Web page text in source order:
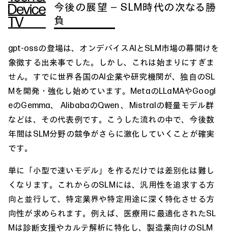
今後の展望 ― SLM時代の次なる勝
負
gpt-ossの登場は、オンデバイスAIとSLM市場の幕開けを
象徴する出来事でした。しかし、これは始まりにすぎま
せん。すでに世界各国のAI企業や研究機関が、独自のSL
Mを開発・強化し始めています。MetaのLLaMAやGoogl
eのGemma、 AlibabaのQwen 、Mistralの軽量モデル群
などは、その代表例です。こうした流れの中で、今後数
年間はSLM分野の競争がさらに激化していくことが確実
です。
単に「小型で速いモデル」を作るだけでは差別化は難し
くなります。これからのSLMには、汎用性を追求する方
向と並行して、特定業界や特定用途に深く特化させる方
向性が求められます。例えば、医療用に最適化されたSL
Mは診断支援やカルテ解析に特化し、製造業向けのSLM